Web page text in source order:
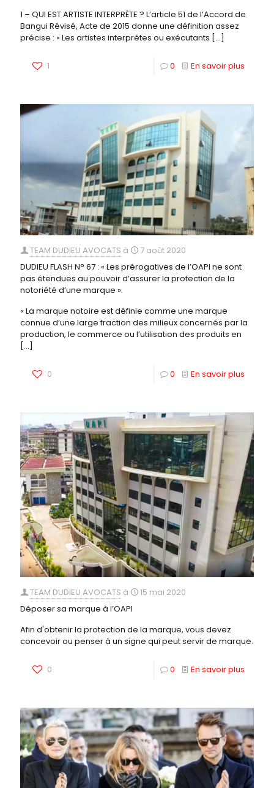
1 – QUI EST ARTISTE INTERPRÈTE ? L’article 51 de l’Accord de
Bangui Révisé, Acte de 2015 donne une définition assez
précise : « Les artistes interprètes ou exécutants […]
1 0 En savoir plus
TEAM DUDIEU AVOCATS à
7 août 2020
DUDIEU FLASH N° 67 : « Les prérogatives de l’OAPI ne sont
pas étendues au pouvoir d’assurer la protection de la
notoriété d’une marque ».
« La marque notoire est définie comme une marque
connue d’une large fraction des milieux concernés par la
production, le commerce ou l’utilisation des produits en
[…]
0 0 En savoir plus
TEAM DUDIEU AVOCATS à
15 mai 2020
Déposer sa marque à l’OAPI
Afin d'obtenir la protection de la marque, vous devez
concevoir ou penser à un signe qui peut servir de marque.
0 0 En savoir plus